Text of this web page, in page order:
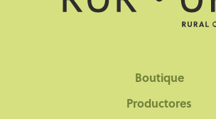
Boutique
Productores